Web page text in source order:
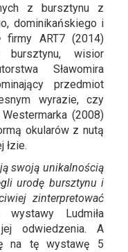
z bursztynu z
dominikańskiego i
firmy ART7 (2014)
wisior
Sławomira
przedmiot
wyrazie, czy
(2008)
okularów z nutą
łzie.
swoją unikalnością
urodę bursztynu i
zinterpretować
Ludmiła
odwiedzenia. A
na tę wystawę 5